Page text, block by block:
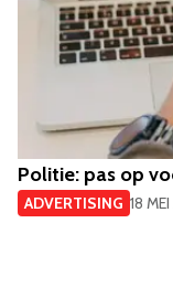
Politie: pas op
ADVERTISING 18